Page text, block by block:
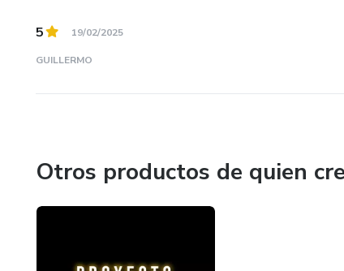
5 19/02/2025
GUILLERMO
Otros productos de quien